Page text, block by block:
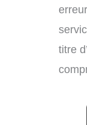
titre